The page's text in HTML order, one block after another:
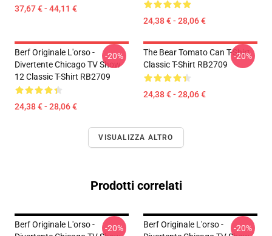
37,67 € - 44,11 €
24,38 € - 28,06 €
Berf Originale L'orso -
Divertente Chicago TV Show
12 Classic T-Shirt RB2709
24,38 € - 28,06 €
-20%
The Bear Tomato Can T-Shirt
Classic T-Shirt RB2709
24,38 € - 28,06 €
-20%
VISUALIZZA ALTRO
Prodotti correlati
Berf Originale L'orso -
-20%
Berf Originale L'orso -
-20%